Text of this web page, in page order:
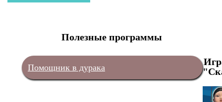
Полезные программы
Помощник в дурака